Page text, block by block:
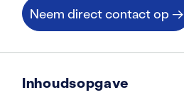
Neem direct contact op →
Inhoudsopgave